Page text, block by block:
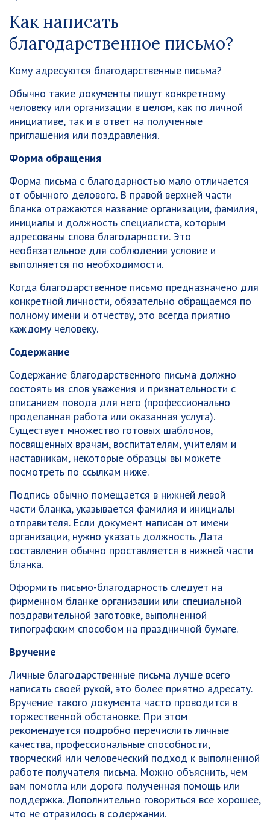
Как написать
благодарственное письмо?
Кому адресуются благодарственные письма?
Обычно такие документы пишут конкретному
человеку или организации в целом, как по личной
инициативе, так и в ответ на полученные
приглашения или поздравления.
Форма обращения
Форма письма с благодарностью мало отличается
от обычного делового. В правой верхней части
бланка отражаются название организации, фамилия,
инициалы и должность специалиста, которым
адресованы слова благодарности. Это
необязательное для соблюдения условие и
выполняется по необходимости.
Когда благодарственное письмо предназначено для
конкретной личности, обязательно обращаемся по
полному имени и отчеству, это всегда приятно
каждому человеку.
Содержание
Содержание благодарственного письма должно
состоять из слов уважения и признательности с
описанием повода для него (профессионально
проделанная работа или оказанная услуга).
Существует множество готовых шаблонов,
посвященных врачам, воспитателям, учителям и
наставникам, некоторые образцы вы можете
посмотреть по ссылкам ниже.
Подпись обычно помещается в нижней левой
части бланка, указывается фамилия и инициалы
отправителя. Если документ написан от имени
организации, нужно указать должность. Дата
составления обычно проставляется в нижней части
бланка.
Оформить письмо-благодарность следует на
фирменном бланке организации или специальной
поздравительной заготовке, выполненной
типографским способом на праздничной бумаге.
Вручение
Личные благодарственные письма лучше всего
написать своей рукой, это более приятно адресату.
Вручение такого документа часто проводится в
торжественной обстановке. При этом
рекомендуется подробно перечислить личные
качества, профессиональные способности,
творческий или человеческий подход к выполненной
работе получателя письма. Можно объяснить, чем
вам помогла или дорога полученная помощь или
поддержка. Дополнительно говориться все хорошее,
что не отразилось в содержании.